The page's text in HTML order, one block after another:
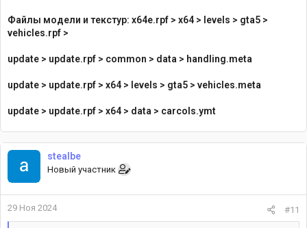
Файлы модели и текстур: x64e.rpf > x64 > levels > gta5 >
vehicles.rpf >
update > update.rpf > common > data > handling.meta
update > update.rpf > x64 > levels > gta5 > vehicles.meta
update > update.rpf > x64 > data > carcols.ymt
stealbe
Новый участник
29 Ноя 2024 #11